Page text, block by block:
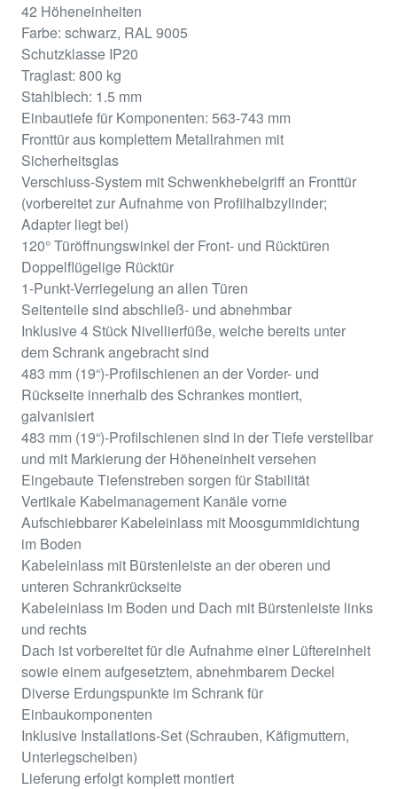
42 Höheneinheiten
Farbe: schwarz, RAL 9005
Schutzklasse IP20
Traglast: 800 kg
Stahlblech: 1.5 mm
Einbautiefe für Komponenten: 563-743 mm
Fronttür aus komplettem Metallrahmen mit
Sicherheitsglas
Verschluss-System mit Schwenkhebelgriff an Fronttür
(vorbereitet zur Aufnahme von Profilhalbzylinder;
Adapter liegt bei)
120° Türöffnungswinkel der Front- und Rücktüren
Doppelflügelige Rücktür
1-Punkt-Verriegelung an allen Türen
Seitenteile sind abschließ- und abnehmbar
Inklusive 4 Stück Nivellierfüße, welche bereits unter
dem Schrank angebracht sind
483 mm (19“)-Profilschienen an der Vorder- und
Rückseite innerhalb des Schrankes montiert,
galvanisiert
483 mm (19“)-Profilschienen sind in der Tiefe verstellbar
und mit Markierung der Höheneinheit versehen
Eingebaute Tiefenstreben sorgen für Stabilität
Vertikale Kabelmanagement Kanäle vorne
Aufschiebbarer Kabeleinlass mit Moosgummidichtung
im Boden
Kabeleinlass mit Bürstenleiste an der oberen und
unteren Schrankrückseite
Kabeleinlass im Boden und Dach mit Bürstenleiste links
und rechts
Dach ist vorbereitet für die Aufnahme einer Lüftereinheit
sowie einem aufgesetztem, abnehmbarem Deckel
Diverse Erdungspunkte im Schrank für
Einbaukomponenten
Inklusive Installations-Set (Schrauben, Käfigmuttern,
Unterlegscheiben)
Lieferung erfolgt komplett montiert